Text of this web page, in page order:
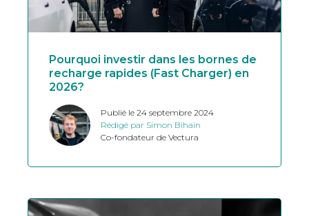
Pourquoi investir dans les bornes de
recharge rapides (Fast Charger) en
2026?
Publié le 24 septembre 2024
Rédigé par Simon Bihain
Co-fondateur de Vectura